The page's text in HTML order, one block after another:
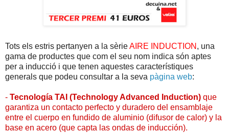
Tots els estris pertanyen a la sèrieAIRE INDUCTION , una
gama de productes que com el seu nom indica són aptes
per a inducció i que tenen aquestes característiques
generals que podeu consultar a la seva pàgina web:
- Tecnología TAI (Technology Advanced Induction) que
garantiza un contacto perfecto y duradero del ensamblaje
entre el cuerpo en fundido de aluminio (difusor de calor) y la
base en acero (que capta las ondas de inducción).